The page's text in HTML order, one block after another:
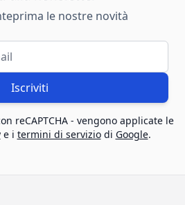
le nostre novità
Iscriviti
reCAPTCHA - vengono applicate le
e i termini di serviziodi Google.